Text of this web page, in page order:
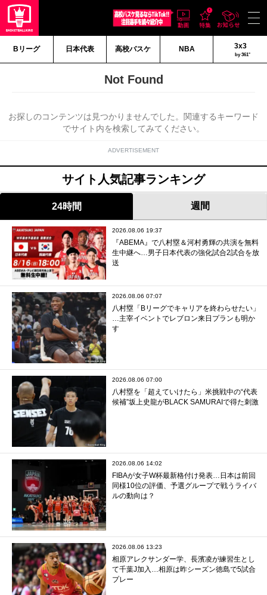
Bリーグ 日本代表 高校バスケ NBA 3x3
by 361°
Not Found
お探しのコンテンツは見つかりませんでした。関連するキーワード
でサイト内を検索してみてください。
ADVERTISEMENT
サイト人気記事ランキング
24時間 週間
2026.08.06 19:37
『ABEMA』で八村塁＆河村勇輝の共演を無料
生中継へ…男子日本代表の強化試合2試合を放
送
2026.08.06 07:07
八村塁「Bリーグでキャリアを終わらせたい」
…主宰イベントでレブロン来日プランも明か
す
2026.08.06 07:00
八村塁を「超えていけたら」米挑戦中の“代表
候補”坂上史龍がBLACK SAMURAIで得た刺激
2026.08.06 14:02
FIBAが女子W杯最新格付け発表…日本は前回
同様10位の評価、予選グループで戦うライバ
ルの動向は？
2026.08.06 13:23
相原アレクサンダー学、長濱凌が練習生とし
て千葉J加入…相原は昨シーズン徳島で5試合
プレー